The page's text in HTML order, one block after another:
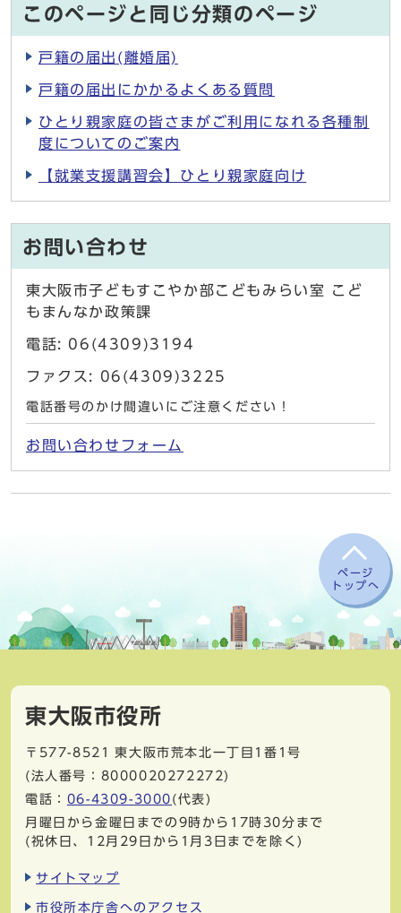
このページと同じ分類のページ
戸籍の届出(離婚届)
戸籍の届出にかかるよくある質問
ひとり親家庭の皆さまがご利用になれる各種制
度についてのご案内
【就業支援講習会】ひとり親家庭向け
お問い合わせ
東大阪市子どもすこやか部こどもみらい室 こど
もまんなか政策課
電話: 06(4309)3194
ファクス: 06(4309)3225
電話番号のかけ間違いにご注意ください！
お問い合わせフォーム
ページ
トップへ
東大阪市役所
〒577-8521
東大阪市荒本北一丁目1番1号
(法人番号：8000020272272)
電話： 06-4309-3000 (代表)
月曜日から金曜日までの9時から17時30分まで
(祝休日、12月29日から1月3日までを除く)
サイトマップ
市役所本庁舎へのアクセス